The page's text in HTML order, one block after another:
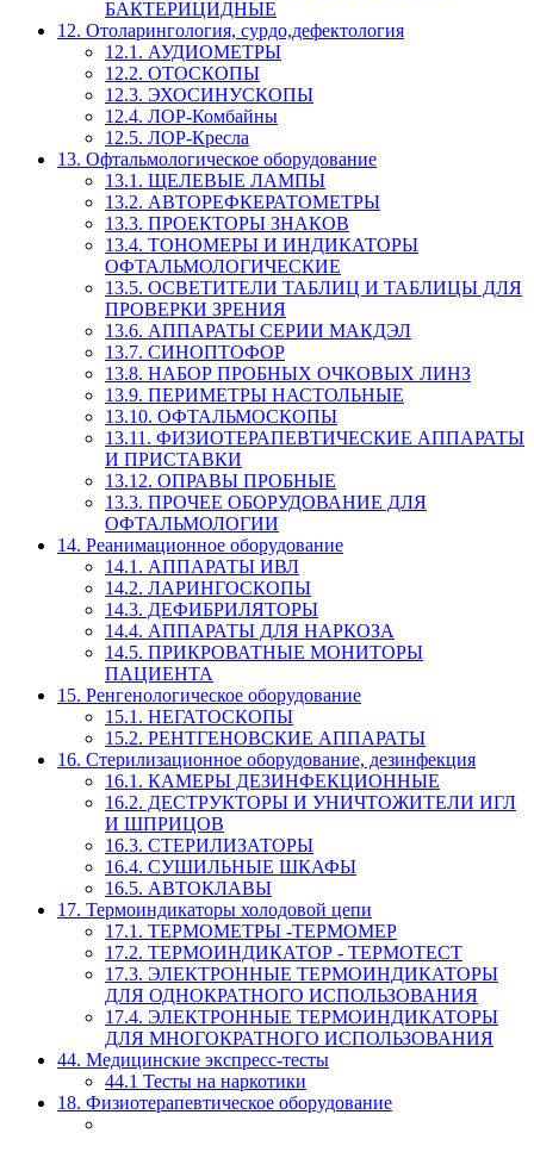
БАКТЕРИЦИДНЫЕ
12. Отоларингология, сурдо,дефектология
12.1. АУДИОМЕТРЫ
12.2. ОТОСКОПЫ
12.3. ЭХОСИНУСКОПЫ
12.4. ЛОР-Комбайны
12.5. ЛОР-Кресла
13. Офтальмологическое оборудование
13.1. ЩЕЛЕВЫЕ ЛАМПЫ
13.2. АВТОРЕФКЕРАТОМЕТРЫ
13.3. ПРОЕКТОРЫ ЗНАКОВ
13.4. ТОНОМЕРЫ И ИНДИКАТОРЫ
ОФТАЛЬМОЛОГИЧЕСКИЕ
13.5. ОСВЕТИТЕЛИ ТАБЛИЦ И ТАБЛИЦЫ ДЛЯ
ПРОВЕРКИ ЗРЕНИЯ
13.6. АППАРАТЫ СЕРИИ МАКДЭЛ
13.7. СИНОПТОФОР
13.8. НАБОР ПРОБНЫХ ОЧКОВЫХ ЛИНЗ
13.9. ПЕРИМЕТРЫ НАСТОЛЬНЫЕ
13.10. ОФТАЛЬМОСКОПЫ
13.11. ФИЗИОТЕРАПЕВТИЧЕСКИЕ АППАРАТЫ
И ПРИСТАВКИ
13.12. ОПРАВЫ ПРОБНЫЕ
13.3. ПРОЧЕЕ ОБОРУДОВАНИЕ ДЛЯ
ОФТАЛЬМОЛОГИИ
14. Реанимационное оборудование
14.1. АППАРАТЫ ИВЛ
14.2. ЛАРИНГОСКОПЫ
14.3. ДЕФИБРИЛЯТОРЫ
14.4. АППАРАТЫ ДЛЯ НАРКОЗА
14.5. ПРИКРОВАТНЫЕ МОНИТОРЫ
ПАЦИЕНТА
15. Ренгенологическое оборудование
15.1. НЕГАТОСКОПЫ
15.2. РЕНТГЕНОВСКИЕ АППАРАТЫ
16. Стерилизационное оборудование, дезинфекция
16.1. КАМЕРЫ ДЕЗИНФЕКЦИОННЫЕ
16.2. ДЕСТРУКТОРЫ И УНИЧТОЖИТЕЛИ ИГЛ
И ШПРИЦОВ
16.3. СТЕРИЛИЗАТОРЫ
16.4. СУШИЛЬНЫЕ ШКАФЫ
16.5. АВТОКЛАВЫ
17. Термоиндикаторы холодовой цепи
17.1. ТЕРМОМЕТРЫ -ТЕРМОМЕР
17.2. ТЕРМОИНДИКАТОР - ТЕРМОТЕСТ
17.3. ЭЛЕКТРОННЫЕ ТЕРМОИНДИКАТОРЫ
ДЛЯ ОДНОКРАТНОГО ИСПОЛЬЗОВАНИЯ
17.4. ЭЛЕКТРОННЫЕ ТЕРМОИНДИКАТОРЫ
ДЛЯ МНОГОКРАТНОГО ИСПОЛЬЗОВАНИЯ
44. Медицинские экспресс-тесты
44.1 Тесты на наркотики
18. Физиотерапевтическое оборудование